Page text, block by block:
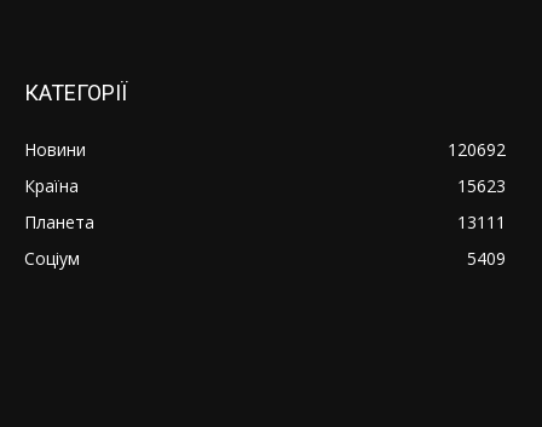
КАТЕГОРІЇ
Новини
120692
Країна
15623
Планета
13111
Соціум
5409